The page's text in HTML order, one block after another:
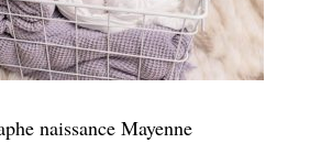
naissance Mayenne